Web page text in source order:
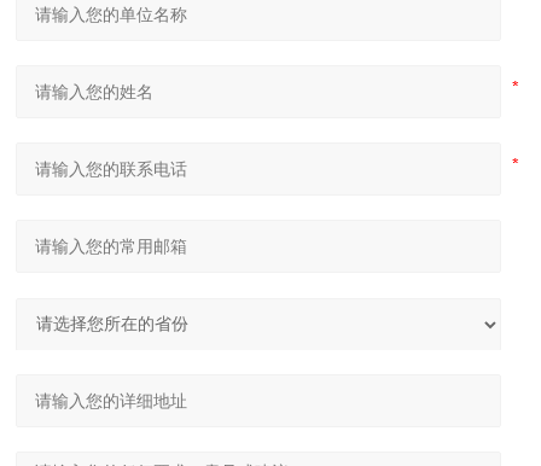
江苏中航重工厂家定制四轴数控型材弯曲机